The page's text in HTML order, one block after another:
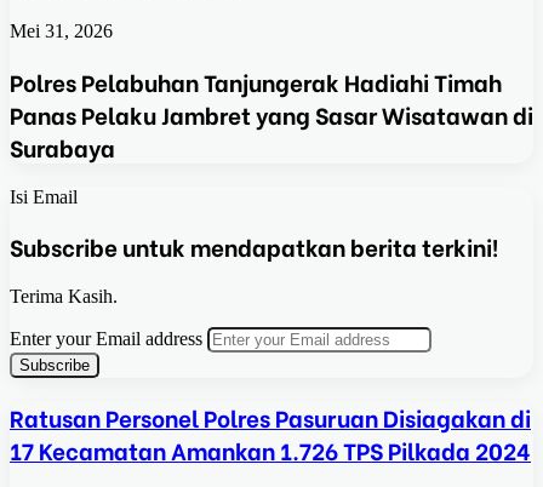
Mei 31, 2026
Polres Pelabuhan Tanjungerak Hadiahi Timah
Panas Pelaku Jambret yang Sasar Wisatawan di
Surabaya
Isi Email
Subscribe untuk mendapatkan berita terkini!
Terima Kasih.
Enter your Email address
Ratusan Personel Polres Pasuruan Disiagakan di
17 Kecamatan Amankan 1.726 TPS Pilkada 2024